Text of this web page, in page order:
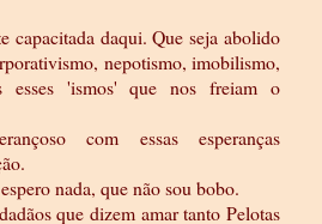
capacitada daqui. Que seja abolido
nepotismo, imobilismo,
esses 'ismos' que nos freiam o
com essas esperanças
nada, que não sou bobo.
que dizem amar tanto Pelotas